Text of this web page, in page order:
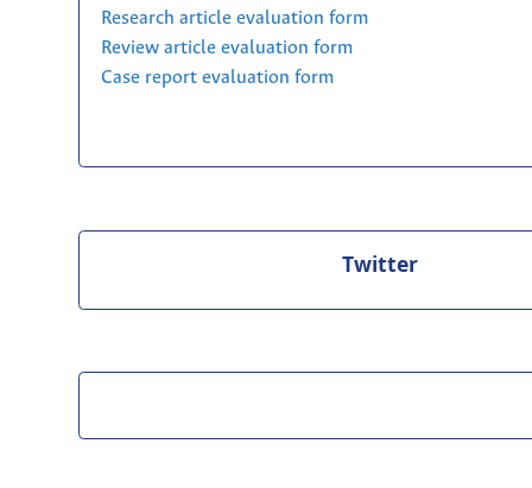
Research article evaluation form
Review article evaluation form
Case report evaluation form
Twitter